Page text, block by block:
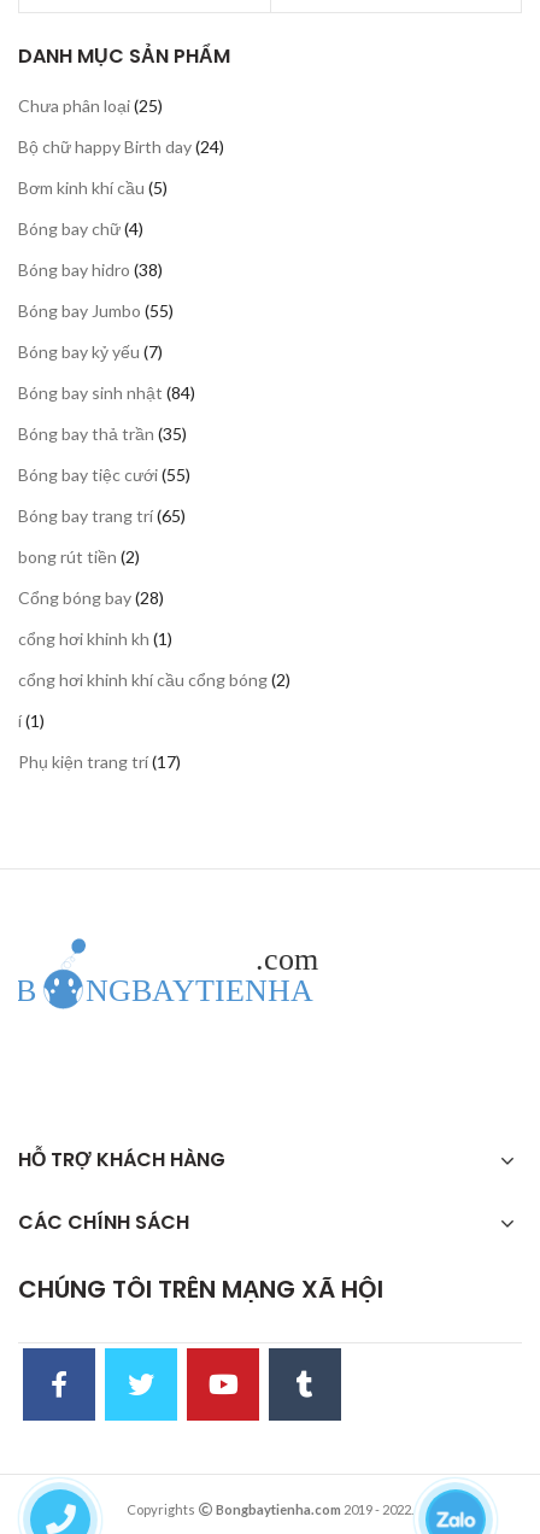
DANH MỤC SẢN PHẨM
Chưa phân loại 2525
phẩm
Bộ chữ happy Birth day 2424
Bơm kinh khí cầu 55
Bóng bay chữ 44
phẩm
Bóng bay hidro 3838
phẩm
Bóng bay Jumbo 5555
Bóng bay kỷ yếu 77
phẩm
Bóng bay sinh nhật 8484
Bóng bay thả trần 3535
phẩm
Bóng bay tiệc cưới 5555
Bóng bay trang trí 6565
bong rút tiền 22
phẩm
Cổng bóng bay 2828
phẩm
cổng hơi khinh kh 11
phẩm
cổng hơi khinh khí cầu cổng bóng 22
í 11
phẩm
Phụ kiện trang trí 1717
HỖ TRỢ KHÁCH HÀNG
CÁC CHÍNH SÁCH
CHÚNG TÔI TRÊN MẠNG XÃ HỘI
Copyrights Bongbaytienha.com 2019 - 2022.